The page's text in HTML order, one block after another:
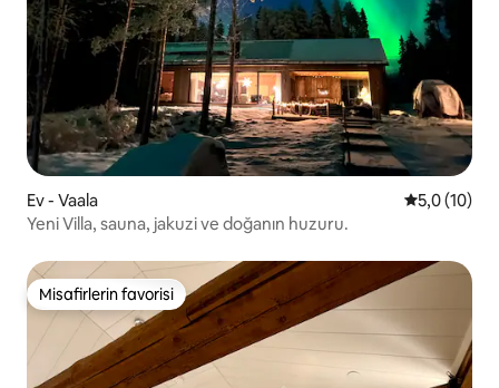
Ev - Vaala 55,0 (10)
Yeni Villa, sauna, jakuzi ve doğanın huzuru.
Misafirlerin favorisi
Misafirlerin favorisi